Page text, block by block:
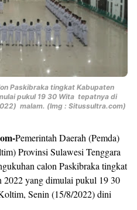
Paskibraka tingkat Kabupaten
pukul 19 30 Wita tepatnya di
malam. (Img : Situssultra.com)
Pemerintah Daerah (Pemda)
Provinsi Sulawesi Tenggara
calon Paskibraka tingkat
yang dimulai pukul 19 30
Senin (15/8/2022) dini